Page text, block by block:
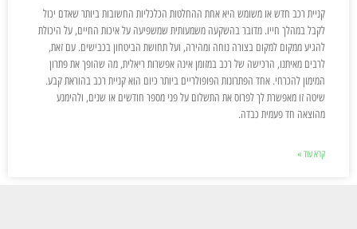
קניית רכב חדש או משומש היא אחת ההחלטות הכלכליות החשובות ביותר שאדם יכול
לקבל במהלך חייו. מדובר בהשקעה משמעותית שמשפיעה על איכות החיים, על היכולת
להגיע ממקום למקום בצורה נוחה ומהירה, ועל תחושת הביטחון בכבישים. עם זאת,
לרבים מאיתנו, הרכישה של רכב במזומן אינה אפשרות ריאלית, מה שהופך את פתרון
המימון להכרחי. אחד הפתרונות הפופולריים ביותר כיום הוא קניית רכב בהוראת קבע.
שיטה זו מאפשרת לך לפרוס את התשלום על פני מספר חודשים או שנים, ולהימנע
מהוצאה חד פעמית כבדה.
קרא עוד »